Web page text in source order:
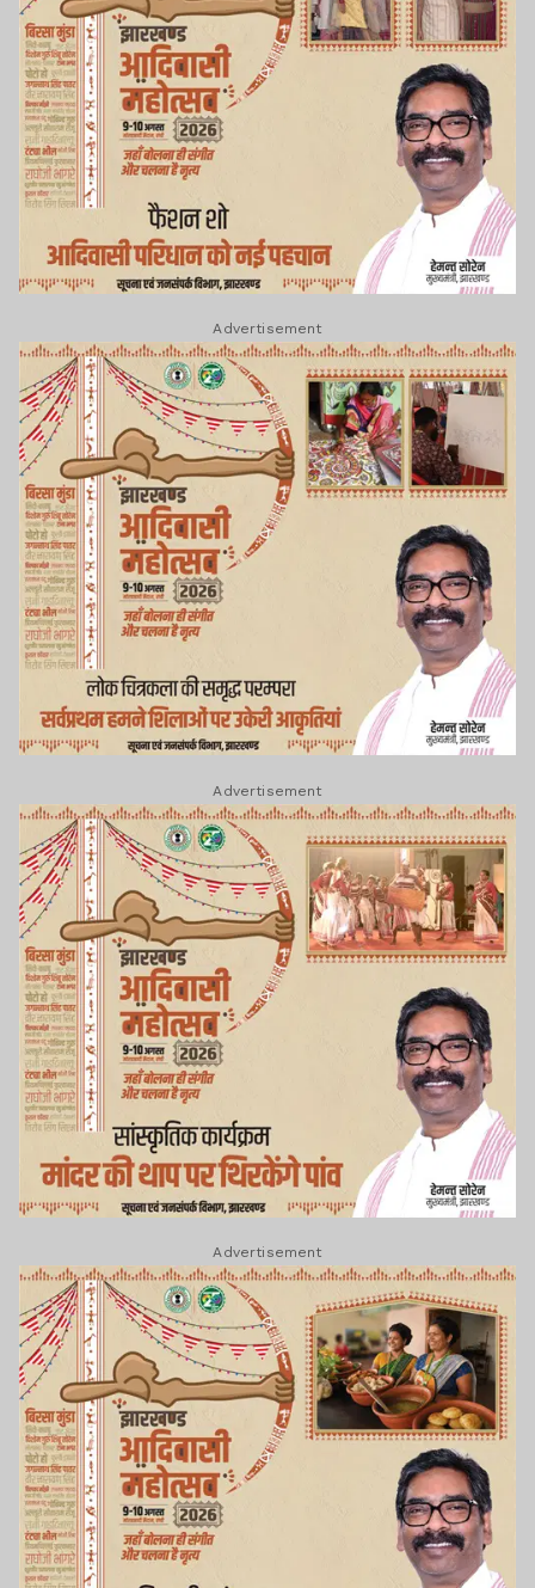
Advertisement
Advertisement
Advertisement